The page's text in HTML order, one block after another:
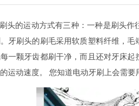
头的运动方式有三种：一种是刷头
牙刷头的刷毛采用软质塑料纤维，
一颗牙齿都刷干净，而且还对牙床
运动速度。 您知道电动牙刷上会需要